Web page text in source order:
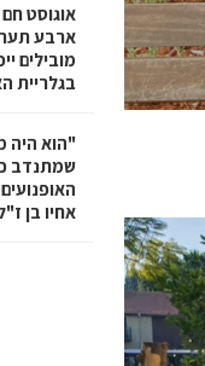
אוגוסט
ארבע
מובילים
בגלריית
"הוא היה
שמתנדב
אחיו בן